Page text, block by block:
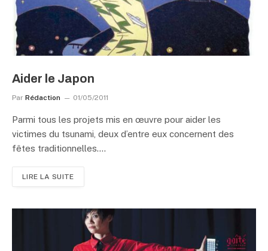
Aider le Japon
Par Rédaction 01/05/2011
Parmi tous les projets mis en œuvre pour aider les
victimes du tsunami, deux d’entre eux concernent des
fêtes traditionnelles.…
LIRE LA SUITE